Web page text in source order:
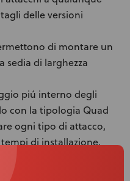
delle versioni
di montare un
sedia di larghezza
piú interno degli
con la tipologia Quad
ogni tipo di attacco,
di installazione.
Heavy-Duty possono
con incrementi di